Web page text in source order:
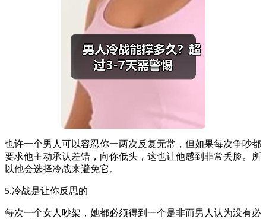
也许一个男人可以容忍你一两次反复无常，但如果每次争吵都
要求他主动承认差错，向你低头，这也让他感到非常丢脸。所
以他会选择冷战来避免它。
5.冷战是让你反思的
每次一个女人吵架，她都必须得到一个是非而男人认为没有必